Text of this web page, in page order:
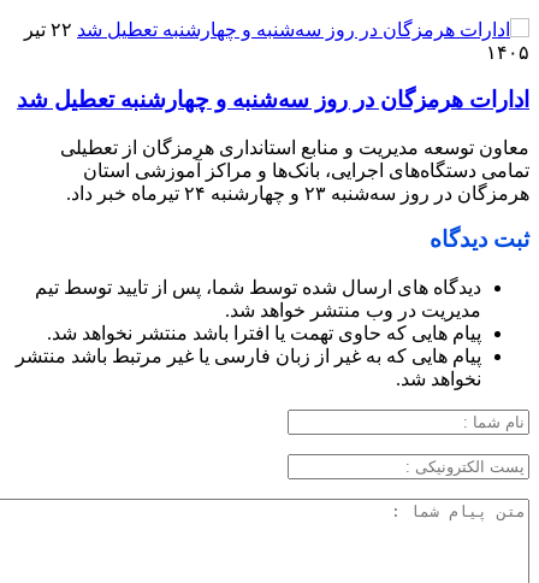
۲۲ تیر
۱۴۰۵
ادارات هرمزگان در روز سه‌شنبه و چهارشنبه تعطیل شد
معاون توسعه مدیریت و منابع استانداری هرمزگان از تعطیلی
تمامی دستگاه‌های اجرایی، بانک‌ها و مراکز آموزشی استان
هرمزگان در روز سه‌شنبه ۲۳ و چهارشنبه ۲۴ تیرماه خبر داد.
ثبت دیدگاه
دیدگاه های ارسال شده توسط شما، پس از تایید توسط تیم
مدیریت در وب منتشر خواهد شد.
پیام هایی که حاوی تهمت یا افترا باشد منتشر نخواهد شد.
پیام هایی که به غیر از زبان فارسی یا غیر مرتبط باشد منتشر
نخواهد شد.